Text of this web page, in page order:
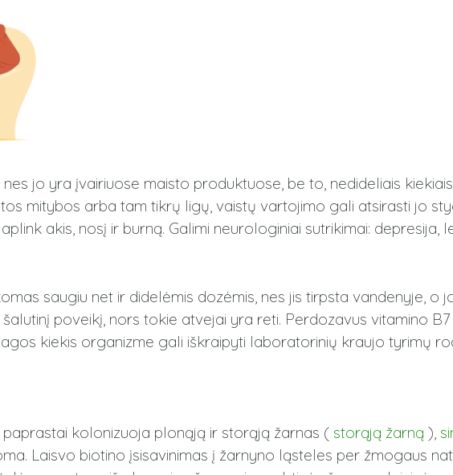
jo yra įvairiuose maisto produktuose, be to, nedideliais
mitybos arba tam tikrų ligų, vaistų vartojimo gali atsirasti jo
akis, nosį ir burną. Galimi neurologiniai sutrikimai: depresija,
saugiu net ir didelėmis dozėmis, nes jis tirpsta vandenyje, o
poveikį, nors tokie atvejai yra reti. Perdozavus vitamino
kiekis organizme gali iškraipyti laboratorinių kraujo tyrimų
paprastai kolonizuoja plonąją ir storąją žarnas ( storąją žarną ),
Laisvo biotino įsisavinimas į žarnyno ląsteles per žmogaus